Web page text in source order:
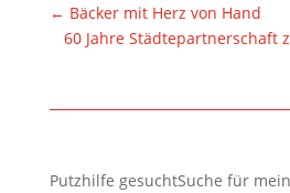
← Bäcker mit Herz von Hand
60 Jahre Städtepartnerschaft
Putzhilfe gesuchtSuche für